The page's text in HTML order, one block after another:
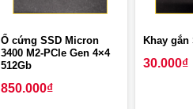
Ổ cứng SSD Micron
3400 M2-PCIe Gen 4×4
512Gb
850.000₫
Khay gắn
30.000₫